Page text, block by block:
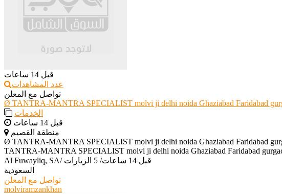
قبل 14 ساعات
عدد المشاهدات
تواصل مع المعلن
Ø TANTRA-MANTRA SPECIALIST molvi ji delhi noida Ghaziabad Faridabad
الخدمات
قبل 14 ساعات
منطقة القصيم
Ø TANTRA-MANTRA SPECIALIST molvi ji delhi noida Ghaziabad Faridabad
TANTRA-MANTRA SPECIALIST molvi ji delhi noida Ghaziabad Faridabad
Al Fuwayliq, SA/ قبل 14 ساعات / 5 الزيارات
السعودية
تواصل مع المعلن
molviramzankhan